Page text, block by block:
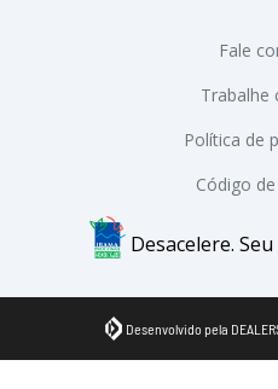
Fale
Trabalhe
Política de
Código
Desacelere.
Desenvolvido pela